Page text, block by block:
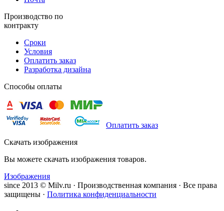
Производство по
контракту
Сроки
Условия
Оплатить заказ
Разработка дизайна
Способы оплаты
Оплатить заказ
Скачать изображения
Вы можете скачать изображения товаров.
Изображения
since 2013 © Milv.ru · Производственная компания · Все права
защищены · Политика конфиденциальности